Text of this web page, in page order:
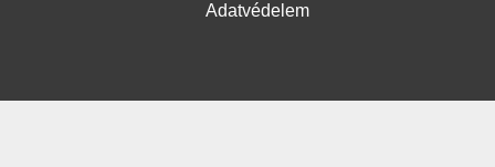
Adatvédelem